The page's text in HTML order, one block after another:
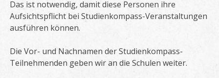
Das ist notwendig, damit diese Personen ihre
Aufsichtspflicht bei Studienkompass-Veranstaltungen
ausführen können.
Die Vor- und Nachnamen der Studienkompass-
Teilnehmenden geben wir an die Schulen weiter.